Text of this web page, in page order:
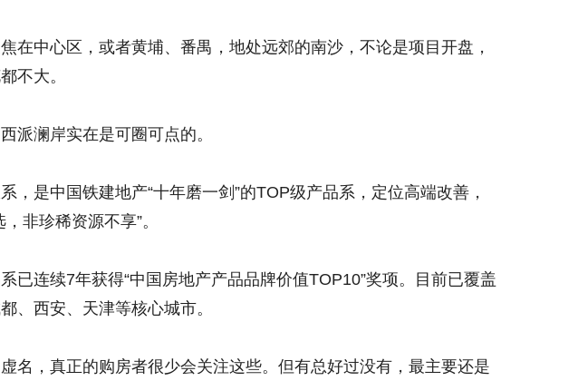
在中心区，或者黄埔、番禺，地处远郊的南沙，不论是项目开盘，
不大。
派澜岸实在是可圈可点的。
，是中国铁建地产“十年磨一剑”的TOP级产品系，定位高端改善，
非珍稀资源不享”。
已连续7年获得“中国房地产产品品牌价值TOP10”奖项。目前已覆盖
、西安、天津等核心城市。
名，真正的购房者很少会关注这些。但有总好过没有，最主要还是